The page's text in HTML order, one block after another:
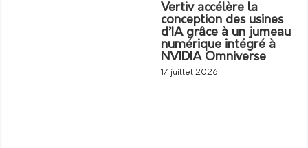
Vertiv accélère la
conception des usines
d’IA grâce à un jumeau
numérique intégré à
NVIDIA Omniverse
17 juillet 2026